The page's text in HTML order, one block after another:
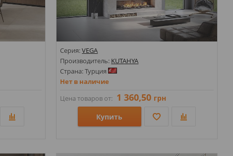
Серия:VEGA
Производитель: KUTAHYA
Страна: Турция
Нет в наличие
Цена товаров от: 1 360,50 грн
Купить
Стили: Под камень;